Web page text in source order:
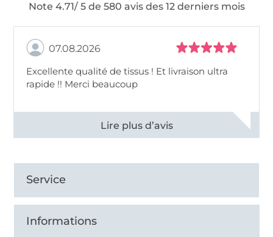
Note 4.71/ 5 de 580 avis des 12 derniers mois
07.08.2026
Excellente qualité de tissus ! Et livraison ultra
rapide !! Merci beaucoup
Voir tous les 11497 commentaires
Service
Informations